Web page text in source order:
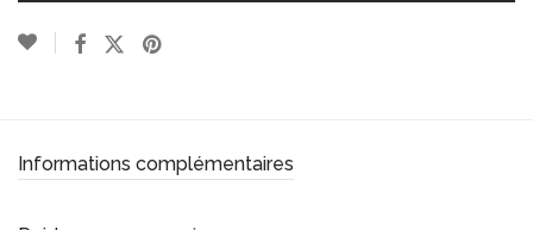
Informations complémentaires